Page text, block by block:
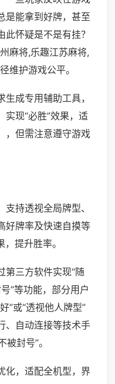
是能拿到好牌，甚至
怀疑是不是有挂？
麻将,乐趣江苏麻将,
维护游戏公平。
成专用辅助工具，
现“必胜”效果，适
，但需注意遵守游戏
持透视全局牌型、
好牌率及快速自摸等
提升胜率。
第三方软件实现“随
”等功能，部分用户
”或“透视他人牌型”
、自动连接等技术手
封号”。
化，适配全机型，界